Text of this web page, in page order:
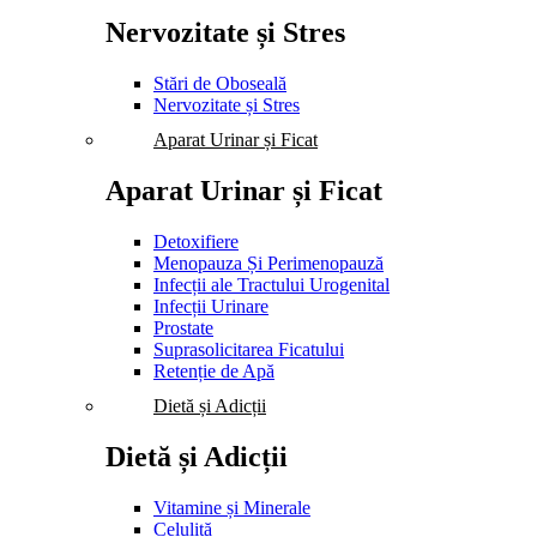
Nervozitate și Stres
Stări de Oboseală
Nervozitate și Stres
Aparat Urinar și Ficat
Aparat Urinar și Ficat
Detoxifiere
Menopauza Și Perimenopauză
Infecții ale Tractului Urogenital
Infecții Urinare
Prostate
Suprasolicitarea Ficatului
Retenție de Apă
Dietă și Adicții
Dietă și Adicții
Vitamine și Minerale
Celulită